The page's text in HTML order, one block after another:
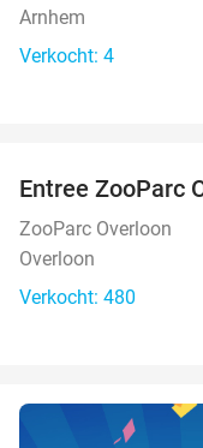
Arnhem
Verkocht: 4
TODAY
Entree ZooParc
ZooParc Overloon
Overloon
Verkocht: 480